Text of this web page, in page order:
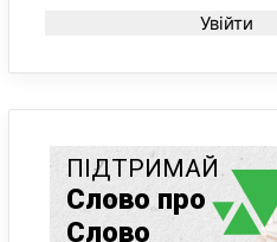
Увійти